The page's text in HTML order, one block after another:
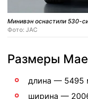
Минивэн оснастили 530-
Фото: JAC
Размеры
длина — 5495
ширина —